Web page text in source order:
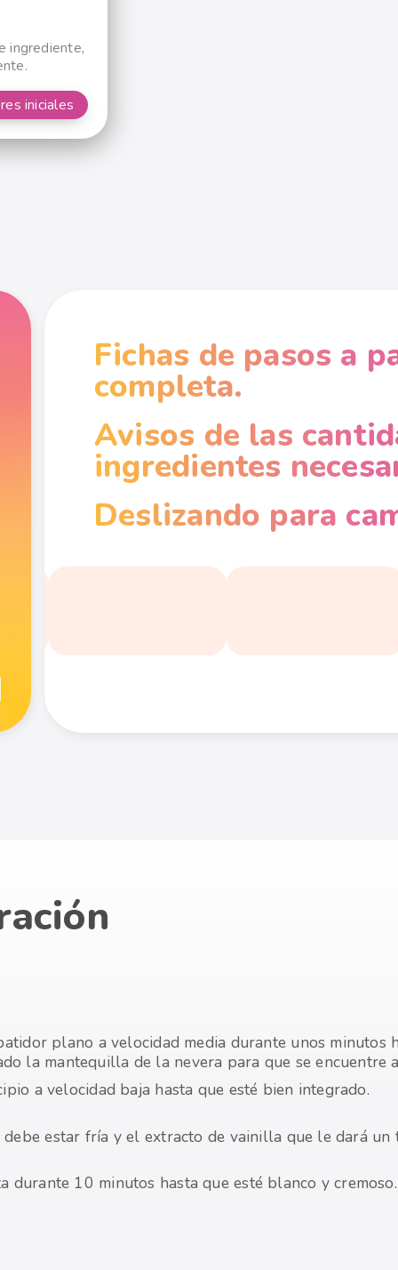
ingrediente,
iniciales
Fichas de pasos a
completa.
Avisos de las
ingredientes
Deslizando para
plano a velocidad media durante unos minutos
la mantequilla de la nevera para que se encuentre
a velocidad baja hasta que esté bien integrado.
estar fría y el extracto de vainilla que le dará un
durante 10 minutos hasta que esté blanco y cremoso.